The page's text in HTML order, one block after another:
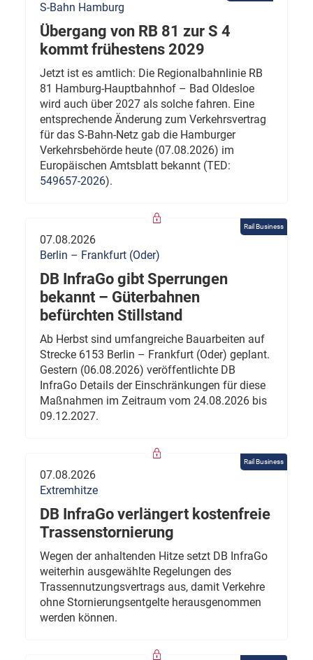
S-Bahn Hamburg
Übergang von RB 81 zur S 4
kommt frühestens 2029
Jetzt ist es amtlich: Die Regionalbahnlinie RB
81 Hamburg-Hauptbahnhof – Bad Oldesloe
wird auch über 2027 als solche fahren. Eine
entsprechende Änderung zum Verkehrsvertrag
für das S-Bahn-Netz gab die Hamburger
Verkehrsbehörde heute (07.08.2026) im
Europäischen Amtsblatt bekannt (TED:
549657-2026).
Rail Business
07.08.2026
Berlin – Frankfurt (Oder)
DB InfraGo gibt Sperrungen
bekannt – Güterbahnen
befürchten Stillstand
Ab Herbst sind umfangreiche Bauarbeiten auf
Strecke 6153 Berlin – Frankfurt (Oder) geplant.
Gestern (06.08.2026) veröffentlichte DB
InfraGo Details der Einschränkungen für diese
Maßnahmen im Zeitraum vom 24.08.2026 bis
09.12.2027.
Rail Business
07.08.2026
Extremhitze
DB InfraGo verlängert kostenfreie
Trassenstornierung
Wegen der anhaltenden Hitze setzt DB InfraGo
weiterhin ausgewählte Regelungen des
Trassennutzungsvertrags aus, damit Verkehre
ohne Stornierungsentgelte herausgenommen
werden können.